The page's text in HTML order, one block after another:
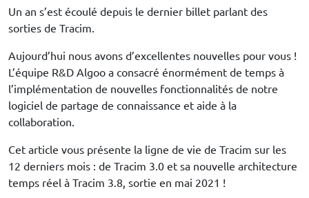
Un an s’est écoulé depuis le dernier billet parlant des
sorties de Tracim.
Aujourd’hui nous avons d’excellentes nouvelles pour vous !
L’équipe R&D Algoo a consacré énormément de temps à
l’implémentation de nouvelles fonctionnalités de notre
logiciel de partage de connaissance et aide à la
collaboration.
Cet article vous présente la ligne de vie de Tracim sur les
12 derniers mois : de Tracim 3.0 et sa nouvelle architecture
temps réel à Tracim 3.8, sortie en mai 2021 !